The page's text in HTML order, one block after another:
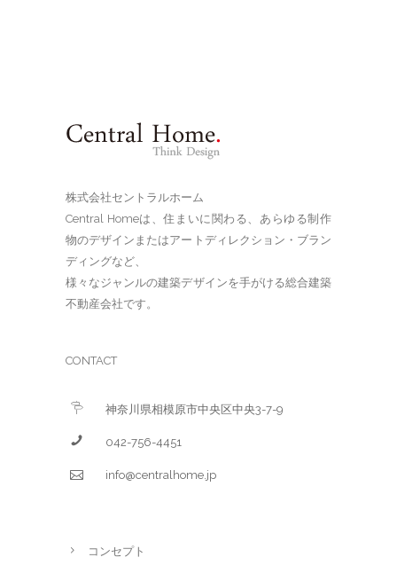
株式会社セントラルホーム
Central Homeは、住まいに関わる、あらゆる制作
物のデザインまたはアートディレクション・ブラン
ディングなど、
様々なジャンルの建築デザインを手がける総合建築
不動産会社です。
CONTACT
神奈川県相模原市中央区中央3-7-9
042-756-4451
info@centralhome.jp
コンセプト